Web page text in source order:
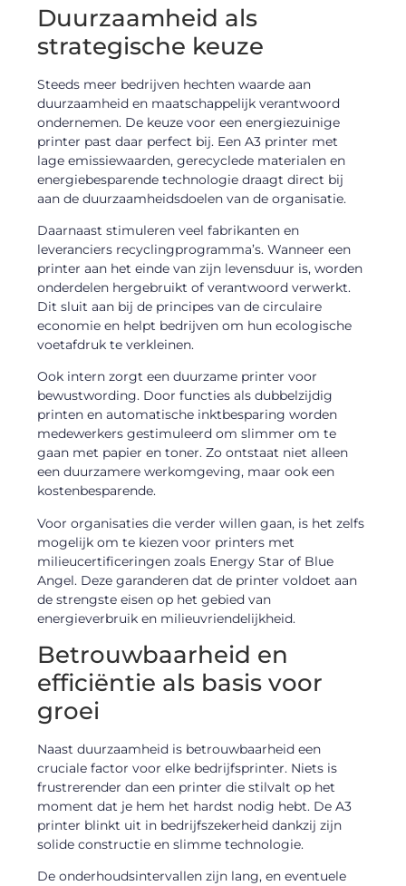
Duurzaamheid als
strategische keuze
Steeds meer bedrijven hechten waarde aan
duurzaamheid en maatschappelijk verantwoord
ondernemen. De keuze voor een energiezuinige
printer past daar perfect bij. Een A3 printer met
lage emissiewaarden, gerecyclede materialen en
energiebesparende technologie draagt direct bij
aan de duurzaamheidsdoelen van de organisatie.
Daarnaast stimuleren veel fabrikanten en
leveranciers recyclingprogramma’s. Wanneer een
printer aan het einde van zijn levensduur is, worden
onderdelen hergebruikt of verantwoord verwerkt.
Dit sluit aan bij de principes van de circulaire
economie en helpt bedrijven om hun ecologische
voetafdruk te verkleinen.
Ook intern zorgt een duurzame printer voor
bewustwording. Door functies als dubbelzijdig
printen en automatische inktbesparing worden
medewerkers gestimuleerd om slimmer om te
gaan met papier en toner. Zo ontstaat niet alleen
een duurzamere werkomgeving, maar ook een
kostenbesparende.
Voor organisaties die verder willen gaan, is het zelfs
mogelijk om te kiezen voor printers met
milieucertificeringen zoals Energy Star of Blue
Angel. Deze garanderen dat de printer voldoet aan
de strengste eisen op het gebied van
energieverbruik en milieuvriendelijkheid.
Betrouwbaarheid en
efficiëntie als basis voor
groei
Naast duurzaamheid is betrouwbaarheid een
cruciale factor voor elke bedrijfsprinter. Niets is
frustrerender dan een printer die stilvalt op het
moment dat je hem het hardst nodig hebt. De A3
printer blinkt uit in bedrijfszekerheid dankzij zijn
solide constructie en slimme technologie.
De onderhoudsintervallen zijn lang, en eventuele